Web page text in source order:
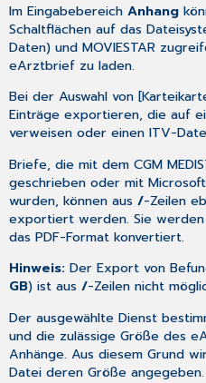
Im EingabebereichAnhang
Schaltflächen auf das
Daten) und MOVIESTAR
eArztbrief zu laden.
Bei der Auswahl von
Einträge exportieren, die auf
verweisen oder einen ITV-
Briefe, die mit dem CGM
geschrieben oder mit
wurden, können aus/-Zeilen
exportiert werden. Sie
das PDF-Format konvertiert.
Hinweis:Der Export von
GB) ist aus/-Zeilen nicht
Der ausgewählte Dienst
und die zulässige Größe des
Anhänge. Aus diesem Grund
Datei deren Größe angegeben.